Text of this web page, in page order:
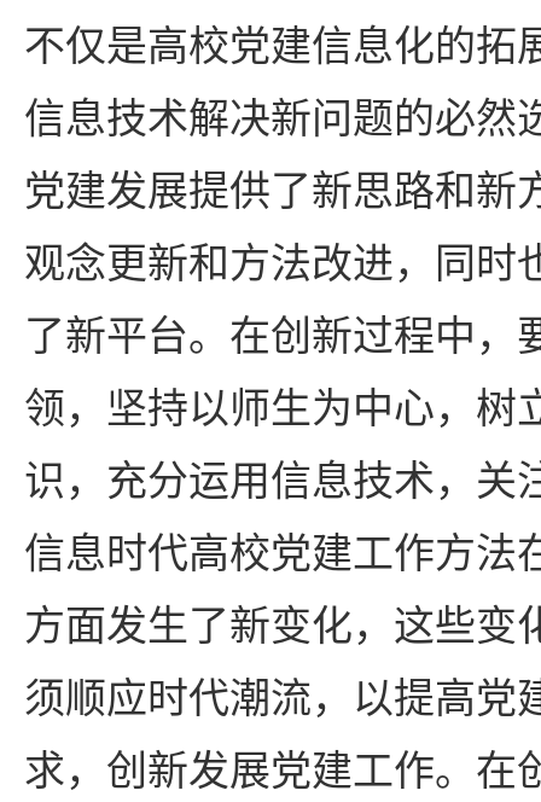
不仅是高校党建信息化的拓
信息技术解决新问题的必然
党建发展提供了新思路和新
观念更新和方法改进，同时
了新平台。在创新过程中，
领，坚持以师生为中心，树
识，充分运用信息技术，关
信息时代高校党建工作方法
方面发生了新变化，这些变
须顺应时代潮流，以提高党
求，创新发展党建工作。在